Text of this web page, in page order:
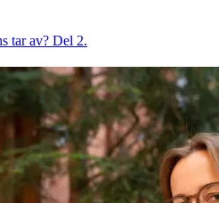
tar av? Del 2.